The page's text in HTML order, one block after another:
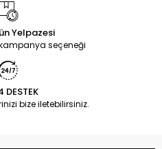
Yelpazesi
seçeneği
DESTEK
bize iletebilirsiniz.